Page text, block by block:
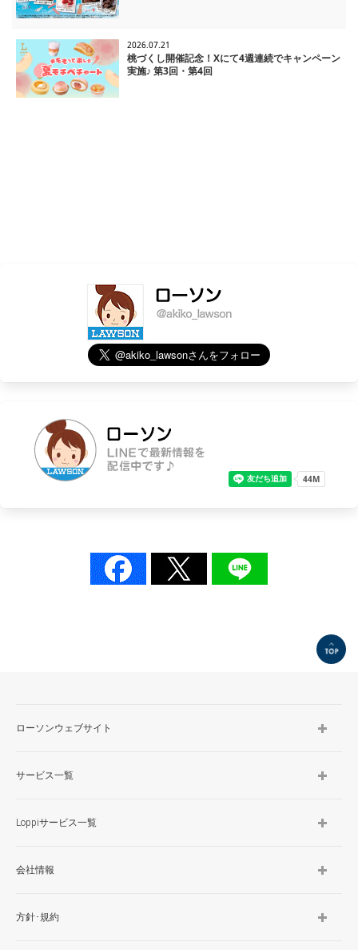
2026.07.21
桃づくし開催記念！Xにて4週連続でキャンペーン
実施♪ 第3回・第4回
ローソンウェブサイト
サービス一覧
Loppiサービス一覧
会社情報
方針･規約